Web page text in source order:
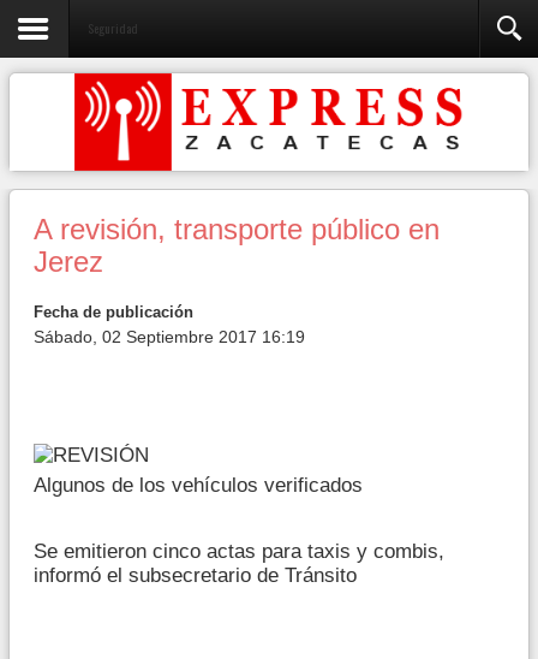
Seguridad
A revisión, transporte público en
Jerez
Fecha de publicación
Sábado, 02 Septiembre 2017 16:19
Algunos de los vehículos verificados
Se emitieron cinco actas para taxis y combis,
informó el subsecretario de Tránsito